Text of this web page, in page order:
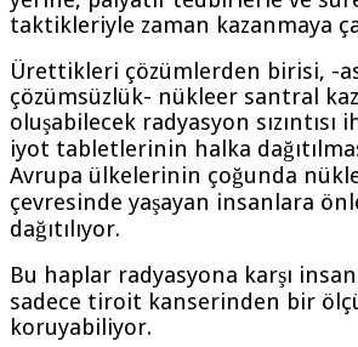
taktikleriyle zaman kazanmaya
Ürettikleri çözümlerden birisi, -
çözümsüzlük- nükleer santral
oluşabilecek radyasyon sızıntısı
iyot tabletlerinin halka
Avrupa ülkelerinin çoğunda
çevresinde yaşayan insanlara
dağıtılıyor.
Bu haplar radyasyona karşı
sadece tiroit kanserinden bir
koruyabiliyor.